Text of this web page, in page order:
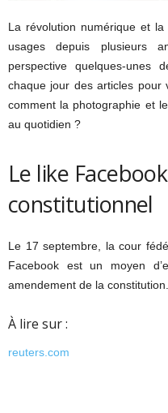
La révolution numérique et
usages depuis plusieurs
perspective quelques-unes
chaque jour des articles pour
comment la photographie et
au quotidien ?
Le like
constitutionnel
Le 17 septembre, la cour
Facebook est un moyen
amendement de la constitution.
À lire sur :
reuters.com